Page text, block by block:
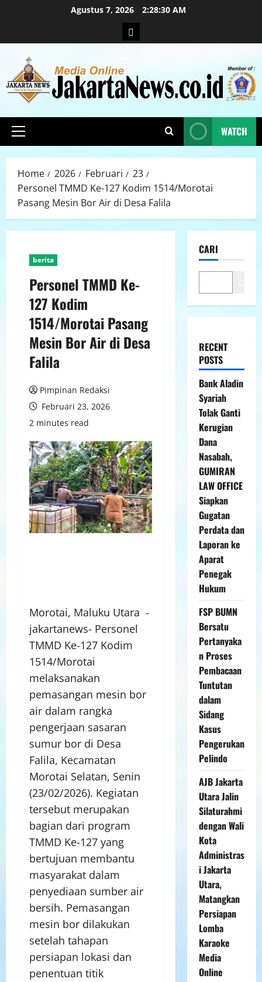
Agustus 7, 2026 2:28:30 AM
WATCH
Home 2026 Februari
23
Personel TMMD Ke-127 Kodim 1514/Morotai
Pasang Mesin Bor Air di Desa Falila
berita
Personel TMMD Ke-
127 Kodim
1514/Morotai Pasang
Mesin Bor Air di Desa
Falila
Pimpinan Redaksi
Februari 23, 2026
2 minutes read
Morotai, Maluku Utara -
jakartanews- Personel
TMMD Ke-127 Kodim
1514/Morotai
melaksanakan
pemasangan mesin bor
air dalam rangka
pengerjaan sasaran
sumur bor di Desa
Falila, Kecamatan
Morotai Selatan, Senin
(23/02/2026). Kegiatan
tersebut merupakan
bagian dari program
TMMD Ke-127 yang
bertujuan membantu
masyarakat dalam
penyediaan sumber air
bersih. Pemasangan
mesin bor dilakukan
setelah tahapan
persiapan lokasi dan
penentuan titik
CARI
RECENT
POSTS
Bank Aladin
Syariah
Tolak Ganti
Kerugian
Dana
Nasabah,
GUMIRAN
LAW OFFICE
Siapkan
Gugatan
Perdata dan
Laporan ke
Aparat
Penegak
Hukum
FSP BUMN
Bersatu
Pertanyaka
n Proses
Pembacaan
Tuntutan
dalam
Sidang
Kasus
Pengerukan
Pelindo
AJB Jakarta
Utara Jalin
Silaturahmi
dengan Wali
Kota
Administras
i Jakarta
Utara,
Matangkan
Persiapan
Lomba
Karaoke
Media
Online